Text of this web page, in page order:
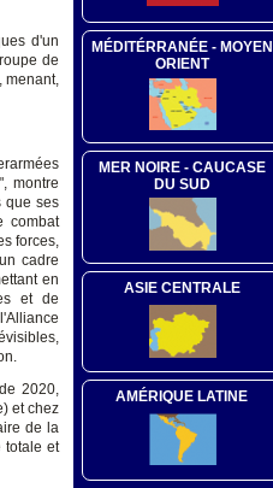
d'un
de
menant,
montre
que ses
combat
forces,
cadre
en
et de
2020,
et chez
de la
totale et
MÉDITÉRRANÉE - MOYEN
ORIENT
MER NOIRE - CAUCASE
DU SUD
ASIE CENTRALE
AMÉRIQUE LATINE